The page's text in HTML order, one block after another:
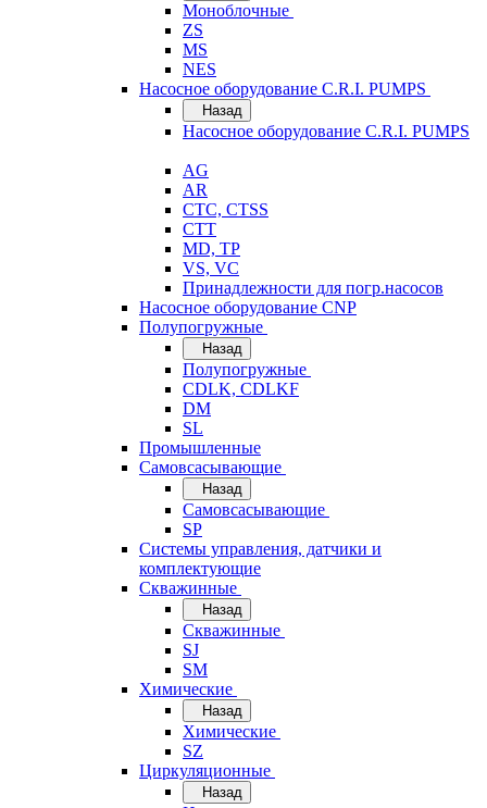
Моноблочные
ZS
MS
NES
Насосное оборудование C.R.I. PUMPS
Назад
Насосное оборудование C.R.I. PUMPS
AG
AR
CTC, CTSS
CTT
MD, TP
VS, VC
Принадлежности для погр.насосов
Насосное оборудование CNP
Полупогружные
Назад
Полупогружные
CDLK, CDLKF
DM
SL
Промышленные
Самовсасывающие
Назад
Самовсасывающие
SP
Системы управления, датчики и
комплектующие
Скважинные
Назад
Скважинные
SJ
SM
Химические
Назад
Химические
SZ
Циркуляционные
Назад